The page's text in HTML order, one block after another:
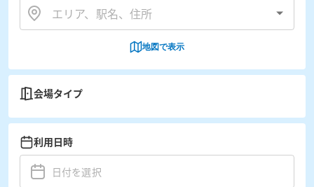
地図で表示
会場タイプ
利用日時